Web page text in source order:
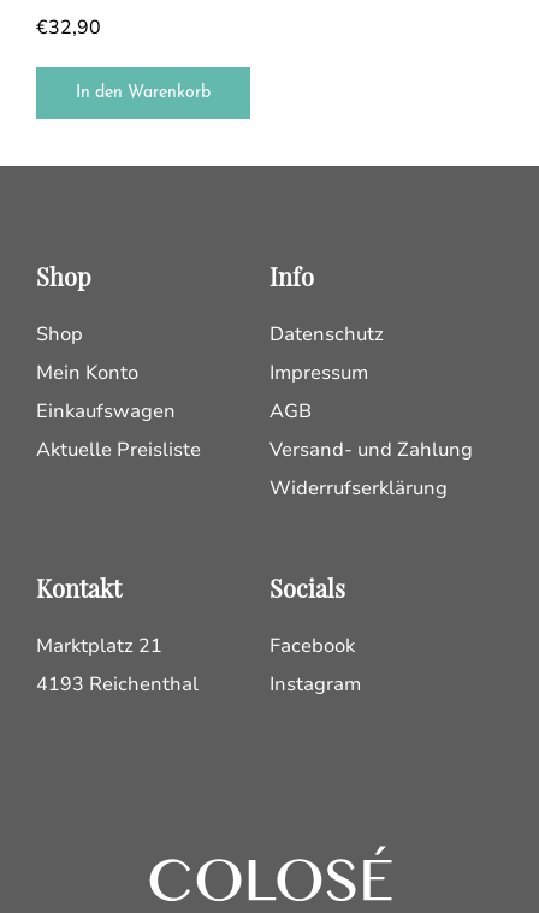
€32,90
In den Warenkorb
Shop
Shop
Mein Konto
Einkaufswagen
Aktuelle Preisliste
Info
Datenschutz
Impressum
AGB
Versand- und Zahlung
Widerrufserklärung
Kontakt
Marktplatz 21
4193 Reichenthal
Socials
Facebook
Instagram